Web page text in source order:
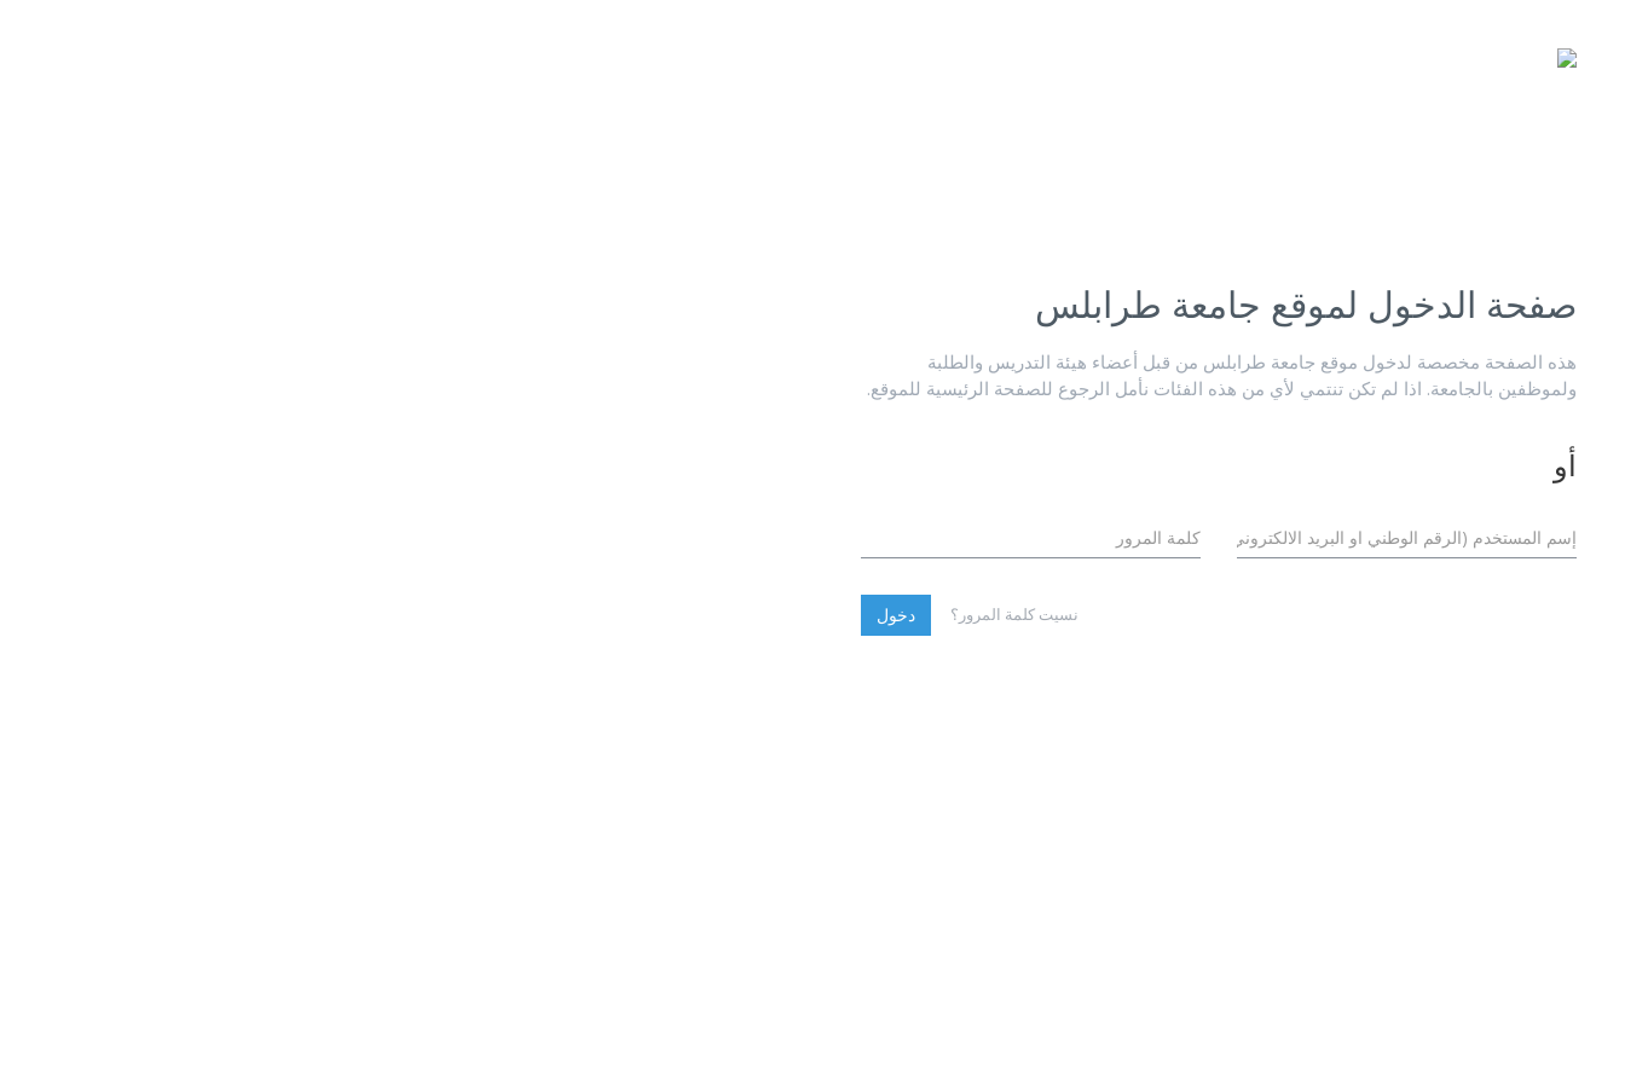
صفحة الدخول لموقع جامعة طرابلس
هذه الصفحة مخصصة لدخول موقع جامعة طرابلس من قبل أعضاء هيئة التدريس والطلبة
ولموظفين بالجامعة. اذا لم تكن تنتمي لأي من هذه الفئات نأمل الرجوع للصفحة الرئيسية للموقع.
أو
نسيت كلمة المرور؟ دخول